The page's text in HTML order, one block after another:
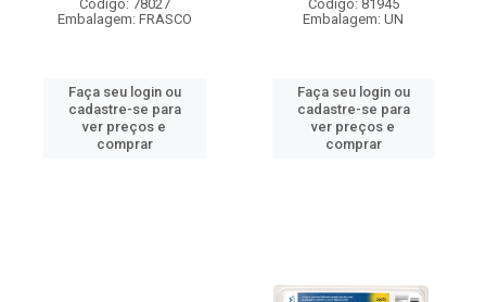
Código: 78027
Embalagem: FRASCO
Faça seu login ou
cadastre-se para
ver preços e
comprar
Código: 81945
Embalagem: UN
Faça seu login ou
cadastre-se para
ver preços e
comprar